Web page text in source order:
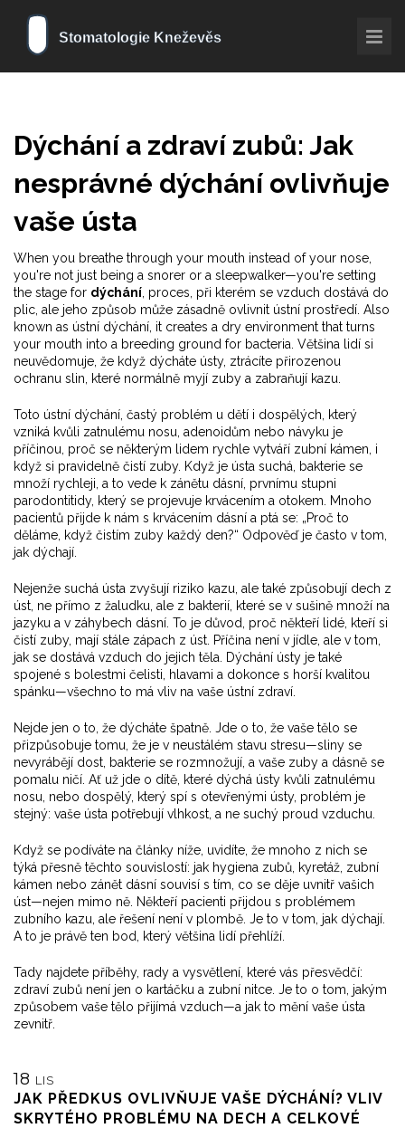
Dýchání a zdraví zubů: Jak
nesprávné dýchání ovlivňuje
vaše ústa
When you breathe through your mouth instead of your nose,
you're not just being a snorer or a sleepwalker—you're setting
the stage for dýchání proces, při kterém se vzduch dostává do
plic, ale jeho způsob může zásadně ovlivnit ústní prostředí . Also
known as ústní dýchání , it creates a dry environment that turns
your mouth into a breeding ground for bacteria. Většina lidí si
neuvědomuje, že když dýcháte ústy, ztrácíte přirozenou
ochranu slin, které normálně myjí zuby a zabraňují kazu.
Toto ústní dýchání častý problém u dětí i dospělých, který
vzniká kvůli zatnulému nosu, adenoidům nebo návyku je
příčinou, proč se některým lidem rychle vytváří zubní kámen, i
když si pravidelně čistí zuby. Když je ústa suchá, bakterie se
množí rychleji, a to vede k zánětu dásní prvnímu stupni
parodontitidy, který se projevuje krvácením a otokem . Mnoho
pacientů přijde k nám s krvácením dásní a ptá se: „Proč to
děláme, když čistím zuby každý den?“ Odpověď je často v tom,
jak dýchají.
Nejenže suchá ústa zvyšují riziko kazu, ale také způsobují dech z
úst ne přímo z žaludku, ale z bakterií, které se v sušině množí na
jazyku a v záhybech dásní . To je důvod, proč někteří lidé, kteří si
čistí zuby, mají stále zápach z úst. Příčina není v jídle, ale v tom,
jak se dostává vzduch do jejich těla. Dýchání ústy je také
spojené s bolestmi čelisti, hlavami a dokonce s horší kvalitou
spánku—všechno to má vliv na vaše ústní zdraví.
Nejde jen o to, že dýcháte špatně. Jde o to, že vaše tělo se
přizpůsobuje tomu, že je v neustálém stavu stresu—sliny se
nevyrábějí dost, bakterie se rozmnožují, a vaše zuby a dásně se
pomalu ničí. Ať už jde o dítě, které dýchá ústy kvůli zatnulému
nosu, nebo dospělý, který spí s otevřenými ústy, problém je
stejný: vaše ústa potřebují vlhkost, a ne suchý proud vzduchu.
Když se podíváte na články níže, uvidíte, že mnoho z nich se
týká přesně těchto souvislostí: jak hygiena zubů, kyretáž, zubní
kámen nebo zánět dásní souvisí s tím, co se děje uvnitř vašich
úst—nejen mimo ně. Někteří pacienti přijdou s problémem
zubního kazu, ale řešení není v plombě. Je to v tom, jak dýchají.
A to je právě ten bod, který většina lidí přehlíží.
Tady najdete příběhy, rady a vysvětlení, které vás přesvědčí:
zdraví zubů není jen o kartáčku a zubní nitce. Je to o tom, jakým
způsobem vaše tělo přijímá vzduch—a jak to mění vaše ústa
zevnitř.
18 LIS
JAK PŘEDKUS OVLIVŇUJE VAŠE DÝCHÁNÍ? VLIV
SKRYTÉHO PROBLÉMU NA DECH A CELKOVÉ